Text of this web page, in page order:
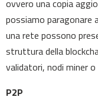
ovvero una copia
possiamo paragonare
una rete possono
struttura della
validatori, nodi miner
P2P